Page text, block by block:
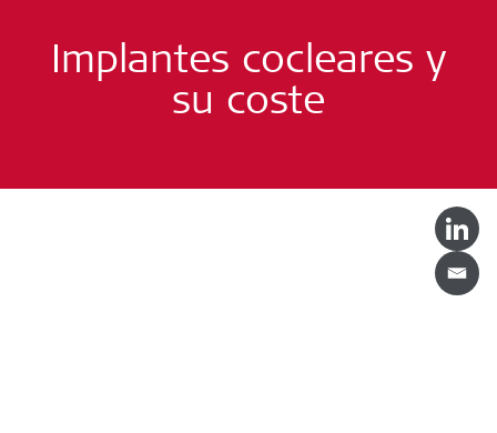
Implantes cocleares y
su coste